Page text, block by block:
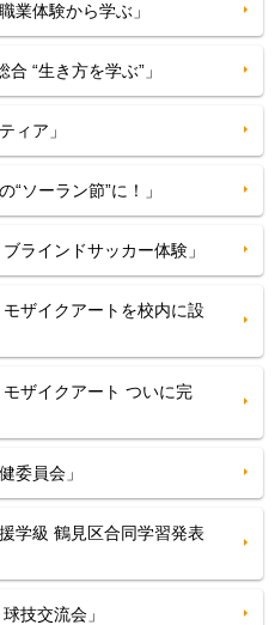
業体験から学ぶ」
“生き方を学ぶ”」
ィア」
“ソーラン節”に！」
ラインドサッカー体験」
ザイクアートを校内に設
ザイクアート ついに完
委員会」
学級 鶴見区合同学習発表
技交流会」